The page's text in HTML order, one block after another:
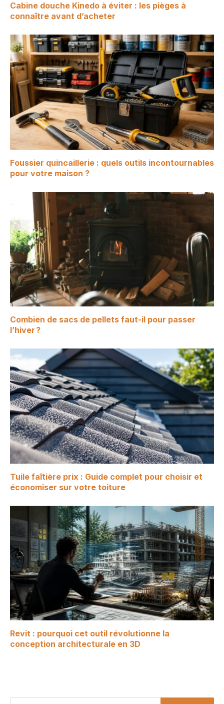
Cabine douche Kinedo à éviter : les pièges à
connaître avant d’acheter
Foussier quincaillerie : quels outils incontournables
pour votre maison ?
Combien de sacs de pellets faut-il pour passer
l’hiver ?
Tuile faîtière prix : Guide complet pour choisir et
économiser sur votre toiture
Revit : pourquoi cet outil révolutionne la
conception architecturale en 3D